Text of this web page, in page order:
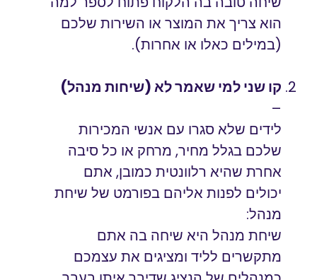
הוא צריך את המוצר או השירות שלכם
(במילים כאלו או אחרות).
קו שני למי שאמר לא (שיחות מנהל)
–
לידים שלא סגרו עם אנשי המכירות
שלכם בגלל מחיר, מרחק או כל סיבה
אחרת שהיא רלוונטית כמובן, אתם
יכולים לפנות אליהם בפורמט של שיחת
מנהל:
שיחת מנהל היא שיחה בה אתם
מתקשרים לליד ומציגים את עצמכם